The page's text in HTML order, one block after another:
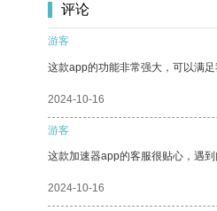
评论
游客
这款app的功能非常强大，可以满
2024-10-16
游客
这款加速器app的客服很贴心，遇
2024-10-16